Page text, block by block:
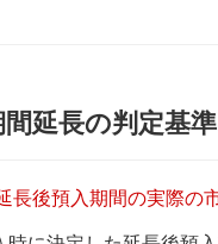
間延長の判定基
長後預入期間の実際の